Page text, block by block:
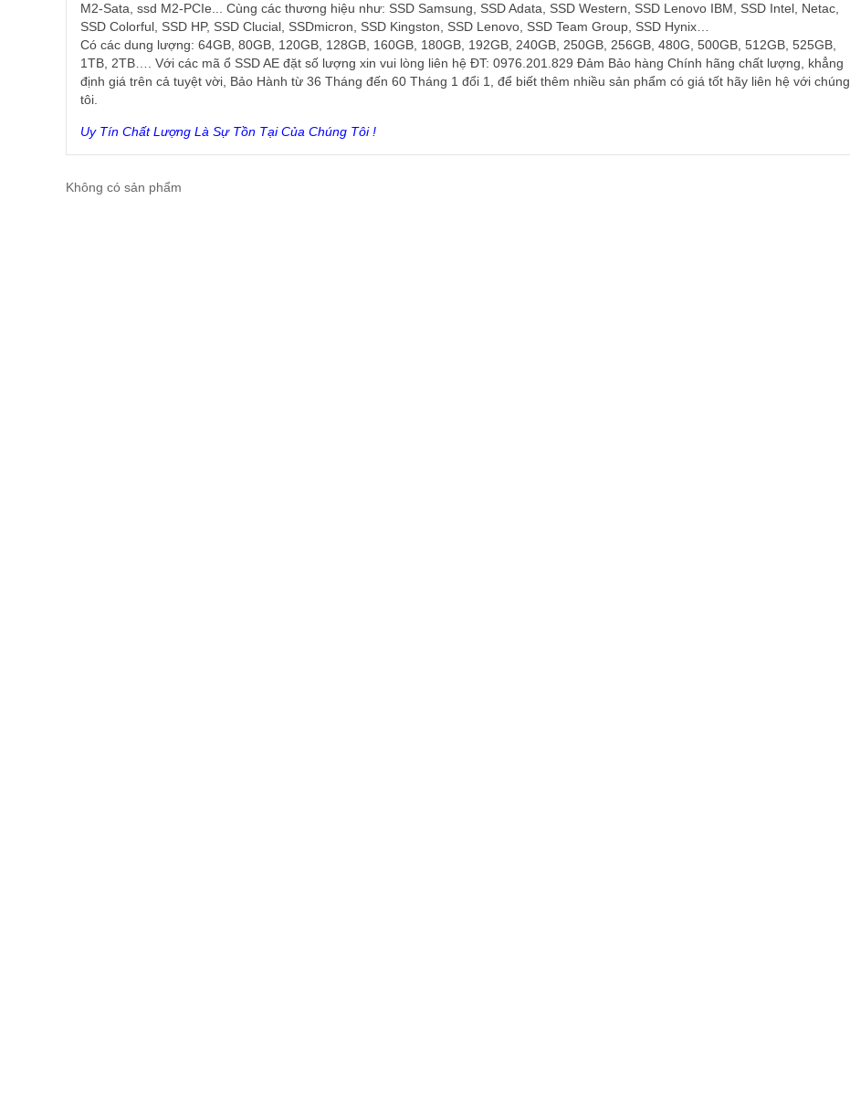
M2-Sata, ssd M2-PCIe... Cùng các thương hiệu như: SSD Samsung, SSD Adata, SSD Western, SSD Lenovo IBM, SSD Intel, Netac,
SSD Colorful, SSD HP, SSD Clucial, SSDmicron, SSD Kingston, SSD Lenovo, SSD Team Group, SSD Hynix…
Có các dung lượng: 64GB, 80GB, 120GB, 128GB, 160GB, 180GB, 192GB, 240GB, 250GB, 256GB, 480G, 500GB, 512GB, 525GB,
1TB, 2TB…. Với các mã ổ SSD AE đặt số lượng xin vui lòng liên hệ ĐT: 0976.201.829 Đảm Bảo hàng Chính hãng chất lượng, khẳng
định giá trên cả tuyệt vời, Bảo Hành từ 36 Tháng đến 60 Tháng 1 đổi 1, để biết thêm nhiều sản phẩm có giá tốt hãy liên hệ với chúng
tôi.
Uy Tín Chất Lượng Là Sự Tồn Tại Của Chúng Tôi !
Không có sản phẩm